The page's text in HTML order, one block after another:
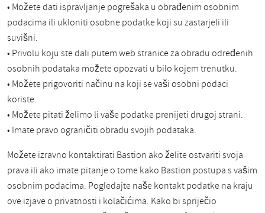
• Možete dati ispravljanje pogrešaka u obrađenim osobnim
podacima ili ukloniti osobne podatke koji su zastarjeli ili
suvišni.
• Privolu koju ste dali putem web stranice za obradu određenih
osobnih podataka možete opozvati u bilo kojem trenutku.
• Možete prigovoriti načinu na koji se vaši osobni podaci
koriste.
• Možete pitati želimo li vaše podatke prenijeti drugoj strani.
• Imate pravo ograničiti obradu svojih podataka.
Možete izravno kontaktirati Bastion ako želite ostvariti svoja
prava ili ako imate pitanje o tome kako Bastion postupa s vašim
osobnim podacima. Pogledajte naše kontakt podatke na kraju
ove izjave o privatnosti i kolačićima. Kako bi spriječio